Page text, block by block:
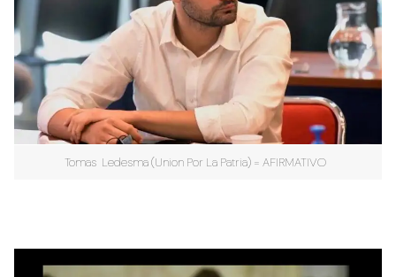
Tomas Ledesma (Union Por La Patria) = AFIRMATIVO